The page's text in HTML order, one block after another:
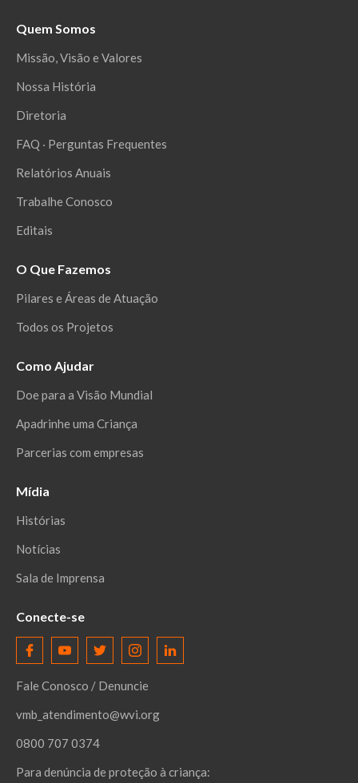
Quem Somos
Missão, Visão e Valores
Nossa História
Diretoria
FAQ ‧ Perguntas Frequentes
Relatórios Anuais
Trabalhe Conosco
Editais
O Que Fazemos
Pilares e Áreas de Atuação
Todos os Projetos
Como Ajudar
Doe para a Visão Mundial
Apadrinhe uma Criança
Parcerias com empresas
Mídia
Histórias
Notícias
Sala de Imprensa
Conecte-se
Fale Conosco / Denuncie
vmb_atendimento@wvi.org
0800 707 0374
Para denúncia de proteção à criança: